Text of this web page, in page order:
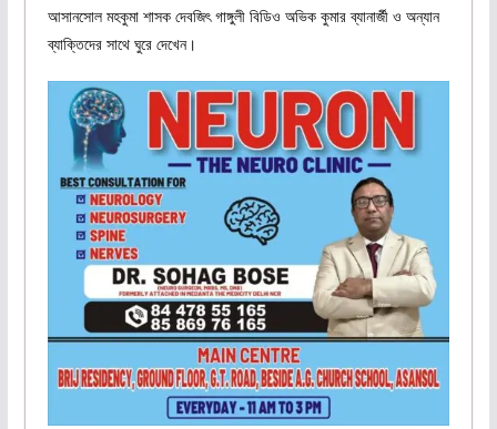
আসানসোল মহকুমা শাসক দেবজিৎ গাঙ্গুলী বিডিও অভিক কুমার ব্যানার্জী ও অন্যান
ব্যাক্তিদের সাথে ঘুরে দেখেন।